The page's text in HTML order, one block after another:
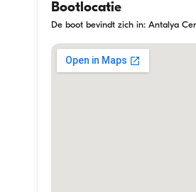
Bootlocatie
De boot bevindt zich in: Antalya